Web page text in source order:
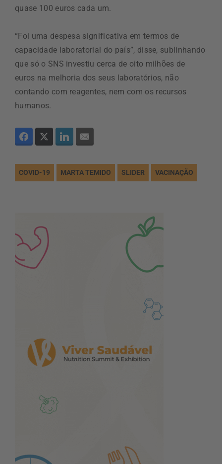
quase 100 euros cada um.
“Foi uma despesa significativa em termos de
capacidade laboratorial do país”, disse, sublinhando
que só o SNS investiu cerca de oito milhões de
euros na melhoria dos seus laboratórios, não
contando com reagentes, nem com os recursos
humanos.
COVID-19 MARTA TEMIDO SLIDER VACINAÇÃO